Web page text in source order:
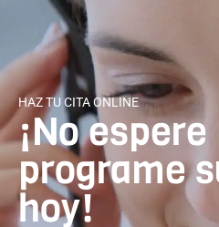
HAZ TU CITA ONLINE
¡No
programe
hoy!